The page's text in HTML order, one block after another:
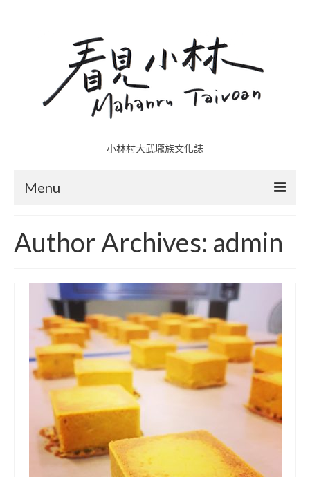
小林村大武壠族文化誌
Menu
五里埔
日光小林
小愛小林
媒體上的小林
誰是大武壠族
語言傳承
祭儀信仰
工藝服飾
Author Archives: admin